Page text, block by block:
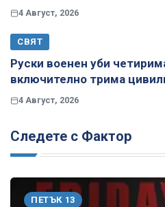
4 Август, 2026
СВЯТ
Руски военен уби
включително трима
4 Август, 2026
Следете с Фактор
ПЕТЪК 13